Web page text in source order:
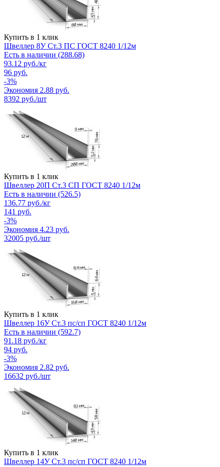
Купить в 1 клик
Швеллер 8У Ст.3 ПС ГОСТ 8240 1/12м
Есть в наличии (288.68)
93.12 руб./кг
96 руб.
-3%
Экономия 2.88 руб.
8392 руб./шт
Купить в 1 клик
Швеллер 20П Ст.3 СП ГОСТ 8240 1/12м
Есть в наличии (526.5)
136.77 руб./кг
141 руб.
-3%
Экономия 4.23 руб.
32005 руб./шт
Купить в 1 клик
Швеллер 16У Ст.3 пс/сп ГОСТ 8240 1/12м
Есть в наличии (592.7)
91.18 руб./кг
94 руб.
-3%
Экономия 2.82 руб.
16632 руб./шт
Купить в 1 клик
Швеллер 14У Ст.3 пс/сп ГОСТ 8240 1/12м